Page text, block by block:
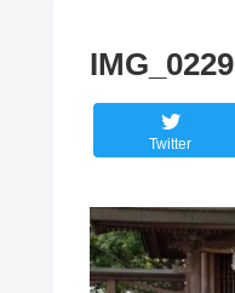
IMG_0229
Twitter